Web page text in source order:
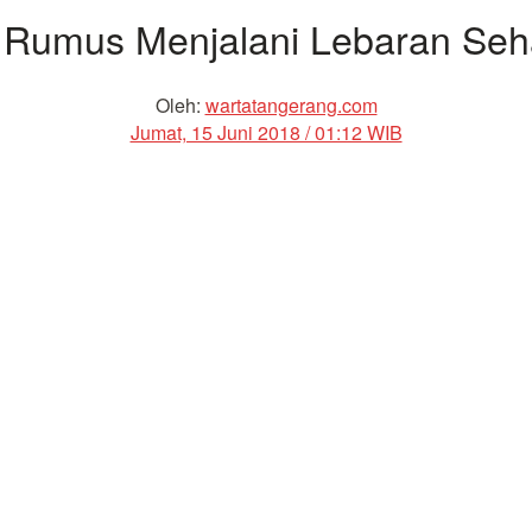
Menjalani Lebaran
Oleh: wartatangerang.com
Jumat, 15 Juni 2018 / 01:12 WIB